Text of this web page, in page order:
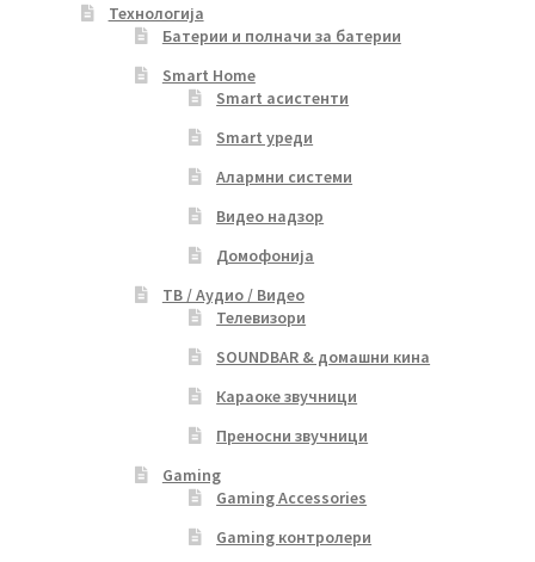
Технологија
Батерии и полначи за батерии
Smart Home
Smart асистенти
Smart уреди
Алармни системи
Видео надзор
Домофонија
ТВ / Аудио / Видео
Телевизори
SOUNDBAR & домашни кина
Караоке звучници
Преносни звучници
Gaming
Gaming Accessories
Gaming контролери